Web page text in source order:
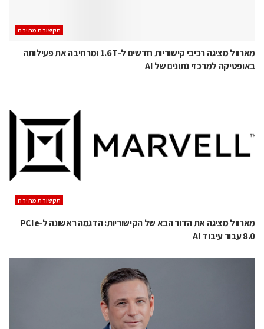
תקשורת מהירה
מארוול מציגה רכיבי קישוריות חדשים ל-1.6T ומרחיבה את פעילותה
באופטיקה למרכזי נתונים של AI
תקשורת מהירה
מארוול מציגה את הדור הבא של הקישוריות: הדגמה ראשונה ל-PCIe
8.0 עבור עיבוד AI